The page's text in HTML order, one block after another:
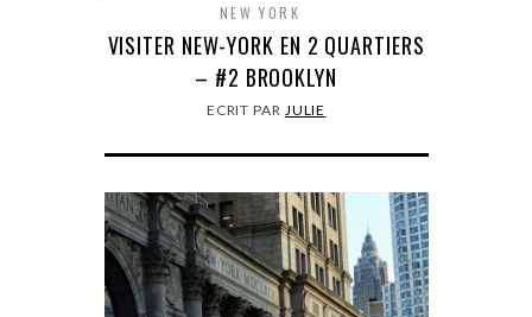
NEW YORK
VISITER NEW-YORK EN 2 QUARTIERS
– #2 BROOKLYN
ECRIT PAR JULIE